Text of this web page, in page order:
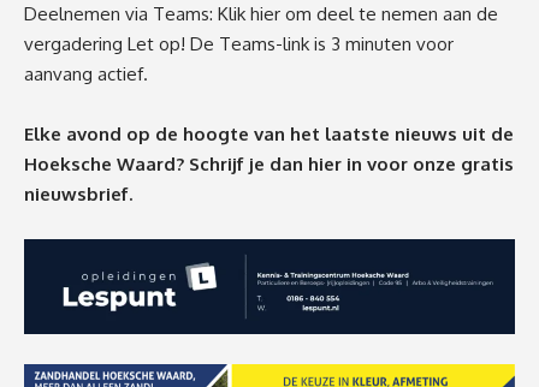
Deelnemen via Teams: Klik hier om deel te nemen aan de
vergadering Let op! De Teams-link is 3 minuten voor
aanvang actief.
Elke avond op de hoogte van het laatste nieuws uit de
Hoeksche Waard? Schrijf je dan hier in voor onze gratis
nieuwsbrief.